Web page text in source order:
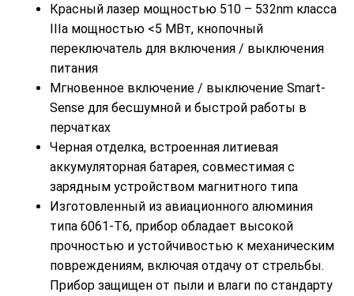
Красный лазер мощностью 510 – 532nm класса
IIIa мощностью <5 МВт, кнопочный
переключатель для включения / выключения
питания
Мгновенное включение / выключение Smart-
Sense для бесшумной и быстрой работы в
перчатках
Черная отделка, встроенная литиевая
аккумуляторная батарея, совместимая с
зарядным устройством магнитного типа
Изготовленный из авиационного алюминия
типа 6061-Т6, прибор обладает высокой
прочностью и устойчивостью к механическим
повреждениям, включая отдачу от стрельбы.
Прибор защищен от пыли и влаги по стандарту